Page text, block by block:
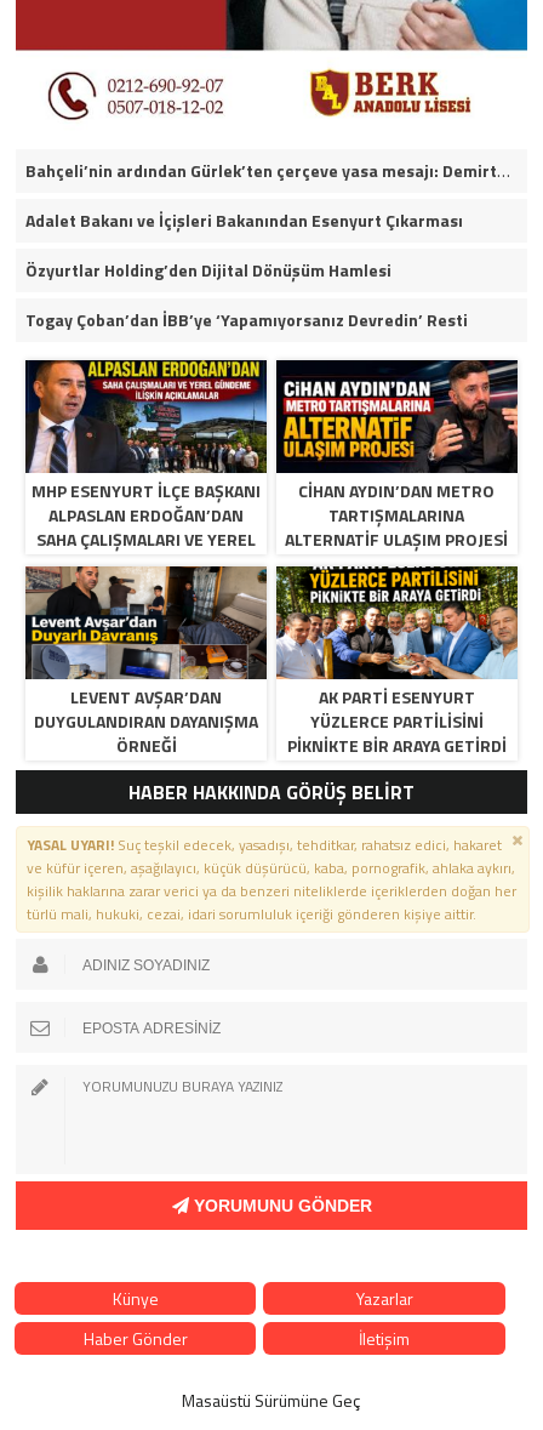
Bahçeli’nin ardından Gürlek’ten çerçeve yasa mesajı: Demirtaş ve Ahmet Özer yararlanamayacak
Adalet Bakanı ve İçişleri Bakanından Esenyurt Çıkarması
Özyurtlar Holding’den Dijital Dönüşüm Hamlesi
Togay Çoban’dan İBB’ye ‘Yapamıyorsanız Devredin’ Resti
MHP ESENYURT İLÇE BAŞKANI
ALPASLAN ERDOĞAN’DAN
SAHA ÇALIŞMALARI VE YEREL
GÜNDEME İLIŞKIN
AÇIKLAMALAR
CIHAN AYDIN’DAN METRO
TARTIŞMALARINA
ALTERNATIF ULAŞIM PROJESI
LEVENT AVŞAR’DAN
DUYGULANDIRAN DAYANIŞMA
ÖRNEĞI
AK PARTI ESENYURT
YÜZLERCE PARTILISINI
PIKNIKTE BIR ARAYA GETIRDI
HABER HAKKINDA GÖRÜŞ BELİRT
YASAL UYARI! Suç teşkil edecek, yasadışı, tehditkar, rahatsız edici, hakaret
ve küfür içeren, aşağılayıcı, küçük düşürücü, kaba, pornografik, ahlaka aykırı,
kişilik haklarına zarar verici ya da benzeri niteliklerde içeriklerden doğan her
türlü mali, hukuki, cezai, idari sorumluluk içeriği gönderen kişiye aittir.
YORUMUNU GÖNDER
Künye
Yazarlar
Haber Gönder
İletişim
Masaüstü Sürümüne Geç